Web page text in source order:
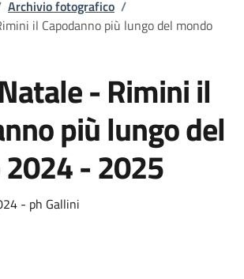
Archivio fotografico /
il Capodanno più lungo del mondo
- Rimini il
più lungo del
- 2025